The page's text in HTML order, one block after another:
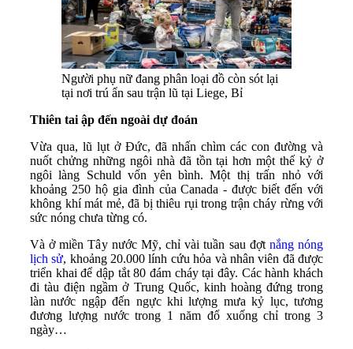
Người phụ nữ đang phân loại đồ còn sót lại
tại nơi trú ẩn sau trận lũ tại Liege, Bỉ
Thiên tai ập đến ngoài dự đoán
Vừa qua, lũ lụt ở Đức, đã nhấn chìm các con đường và
nuốt chửng những ngôi nhà đã tồn tại hơn một thế kỷ ở
ngôi làng Schuld vốn yên bình. Một thị trấn nhỏ với
khoảng 250 hộ gia đình của Canada - được biết đến với
không khí mát mẻ, đã bị thiêu rụi trong trận cháy rừng với
sức nóng chưa từng có.
Và ở miền Tây nước Mỹ, chỉ vài tuần sau đợt nắng nóng
lịch sử, khoảng 20.000 lính cứu hỏa và nhân viên đã được
triển khai để dập tắt 80 đám cháy tại đây. Các hành khách
đi tàu điện ngầm ở Trung Quốc, kinh hoàng đứng trong
làn nước ngập đến ngực khi lượng mưa kỷ lục, tương
đương lượng nước trong 1 năm đổ xuống chỉ trong 3
ngày…